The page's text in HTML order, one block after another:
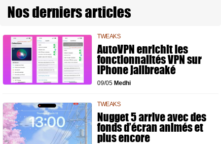
Nos derniers articles
TWEAKS
AutoVPN enrichit les
fonctionnalités VPN sur
iPhone jailbreaké
09/05 Medhi
TWEAKS
Nugget 5 arrive avec des
fonds d’écran animés et
plus encore